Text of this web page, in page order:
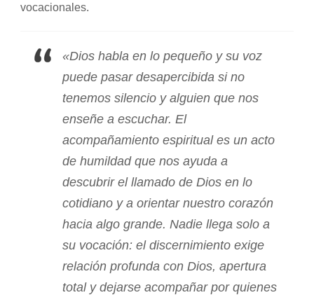
vocacionales.
«Dios habla en lo pequeño y su voz
puede pasar desapercibida si no
tenemos silencio y alguien que nos
enseñe a escuchar. El
acompañamiento espiritual es un acto
de humildad que nos ayuda a
descubrir el llamado de Dios en lo
cotidiano y a orientar nuestro corazón
hacia algo grande. Nadie llega solo a
su vocación: el discernimiento exige
relación profunda con Dios, apertura
total y dejarse acompañar por quienes